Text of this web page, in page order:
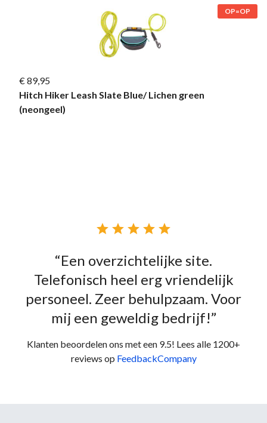
OP=OP
€ 89,95
Hitch Hiker Leash Slate Blue/ Lichen green
(neongeel)
    
“Een overzichtelijke site.
Telefonisch heel erg vriendelijk
personeel. Zeer behulpzaam. Voor
mij een geweldig bedrijf!”
Klanten beoordelen ons met een 9.5! Lees alle 1200+
reviews op FeedbackCompany